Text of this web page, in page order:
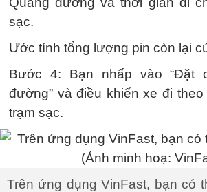
sạc.
Ước tính tổng lượng pin còn lại
Bước 4: Bạn nhấp vào “Đặt
đường” và điều khiển xe đi
trạm sạc.
Trên ứng dụng VinFast, bạn có